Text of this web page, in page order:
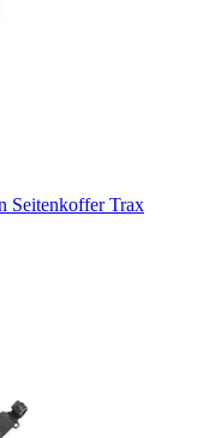
Seitenkoffer Trax